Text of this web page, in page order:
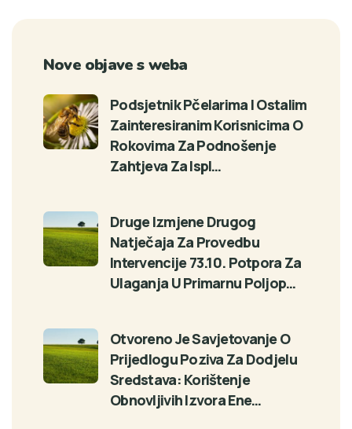
Nove objave s weba
Podsjetnik Pčelarima I Ostalim
Zainteresiranim Korisnicima O
Rokovima Za Podnošenje
Zahtjeva Za Ispl…
Druge Izmjene Drugog
Natječaja Za Provedbu
Intervencije 73.10. Potpora Za
Ulaganja U Primarnu Poljop…
Otvoreno Je Savjetovanje O
Prijedlogu Poziva Za Dodjelu
Sredstava: Korištenje
Obnovljivih Izvora Ene…